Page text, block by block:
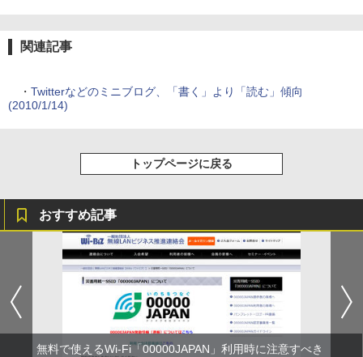
関連記事
・ Twitterなどのミニブログ、「書く」より「読む」傾向
(2010/1/14)
トップページに戻る
おすすめ記事
無料で使えるWi-Fi「00000JAPAN」利用時に注意すべき